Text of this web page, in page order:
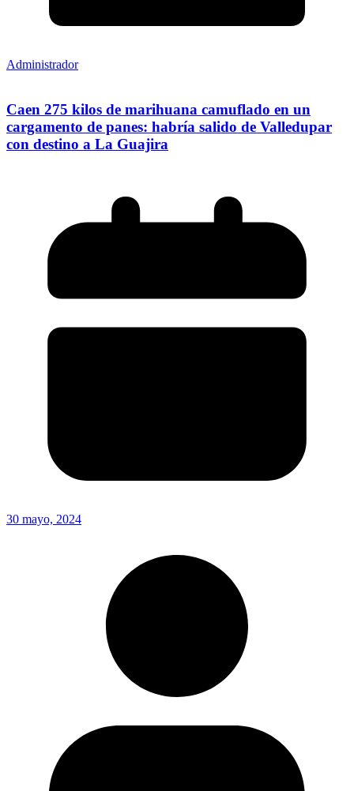
Administrador
Caen 275 kilos de marihuana camuflado en un
cargamento de panes: habría salido de Valledupar
con destino a La Guajira
30 mayo, 2024